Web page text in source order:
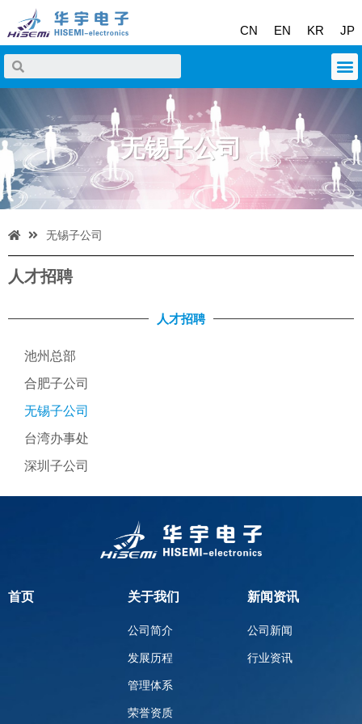
CN EN KR JP
无锡子公司
人才招聘
人才招聘
池州总部
合肥子公司
无锡子公司
台湾办事处
深圳子公司
无锡子公司
首页 关于我们
公司简介
发展历程
管理体系
荣誉资质
新闻资讯
公司新闻
行业资讯